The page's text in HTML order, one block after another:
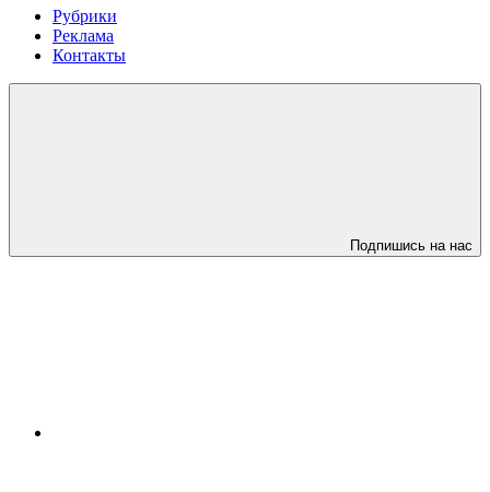
Рубрики
Реклама
Контакты
Подпишись на нас